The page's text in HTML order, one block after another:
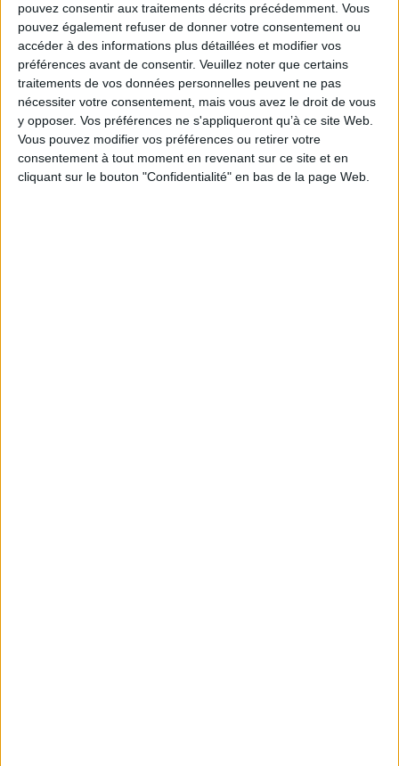
pouvez consentir aux traitements décrits précédemment. Vous
pouvez également refuser de donner votre consentement ou
accéder à des informations plus détaillées et modifier vos
préférences avant de consentir. Veuillez noter que certains
traitements de vos données personnelles peuvent ne pas
nécessiter votre consentement, mais vous avez le droit de vous
y opposer. Vos préférences ne s'appliqueront qu’à ce site Web.
Vous pouvez modifier vos préférences ou retirer votre
consentement à tout moment en revenant sur ce site et en
cliquant sur le bouton "Confidentialité" en bas de la page Web.
Numérisation
Le Bénin bascule dans la
dématérialisation tous azimuts
Gooooal !
Le plus beau but de
tous les temps, signé
Pelé, reconstitué grâce
à l'IA et aux archives